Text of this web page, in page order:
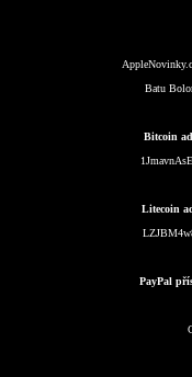
Batu
Bitcoin
Litecoin
PayPal